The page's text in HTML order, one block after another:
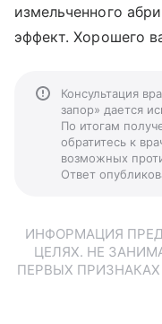
измельченного
эффект. Хорошего
Консультация
запор» дается
По итогам
обратитесь к
возможных
Ответ
ИНФОРМАЦИЯ
ЦЕЛЯХ. НЕ
ПЕРВЫХ